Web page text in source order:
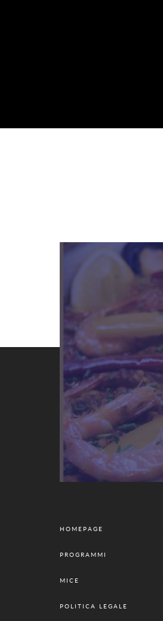
HOMEPAGE
PROGRAMMI
MICE
POLITICA LEGALE